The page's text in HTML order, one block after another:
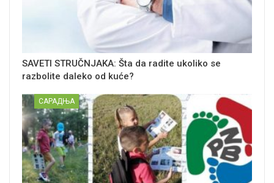
SAVETI STRUČNJAKA: Šta da radite ukoliko se
razbolite daleko od kuće?
САРАДЊА